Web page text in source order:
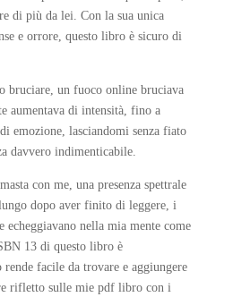
di più da lei. Con la sua unica
e orrore, questo libro è sicuro di
bruciare, un fuoco online bruciava
aumentava di intensità, fino a
emozione, lasciandomi senza fiato
davvero indimenticabile.
con me, una presenza spettrale
dopo aver finito di leggere, i
echeggiavano nella mia mente come
13 di questo libro è
facile da trovare e aggiungere
rifletto sulle mie pdf libro con i